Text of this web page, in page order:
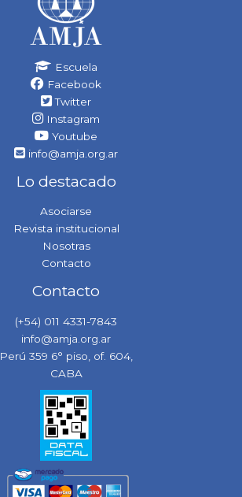
Escuela
Facebook
Twitter
Instagram
Youtube
info@amja.org.ar
Lo destacado
Asociarse
Revista institucional
Nosotras
Contacto
Contacto
(+54) 011 4331-7843
info@amja.org.ar
Perú 359 6° piso, of. 604,
CABA